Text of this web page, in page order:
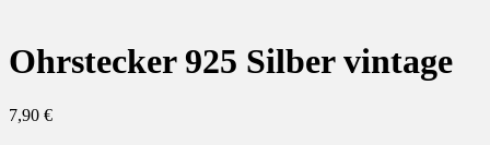
Ohrstecker 925 Silber vintage
7,90 €